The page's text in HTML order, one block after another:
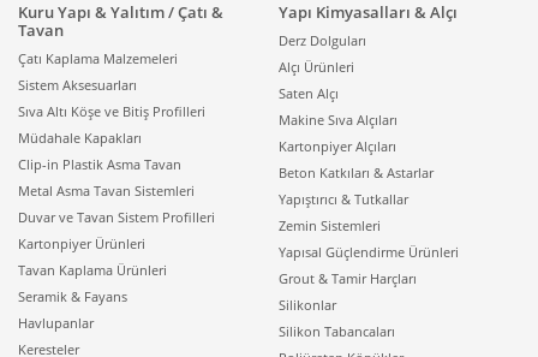
Kuru Yapı & Yalıtım / Çatı &
Tavan
Çatı Kaplama Malzemeleri
Sistem Aksesuarları
Sıva Altı Köşe ve Bitiş Profilleri
Müdahale Kapakları
Clip-in Plastik Asma Tavan
Metal Asma Tavan Sistemleri
Duvar ve Tavan Sistem Profilleri
Kartonpiyer Ürünleri
Tavan Kaplama Ürünleri
Seramik & Fayans
Havlupanlar
Keresteler
Yapı Kimyasalları & Alçı
Derz Dolguları
Alçı Ürünleri
Saten Alçı
Makine Sıva Alçıları
Kartonpiyer Alçıları
Beton Katkıları & Astarlar
Yapıştırıcı & Tutkallar
Zemin Sistemleri
Yapısal Güçlendirme Ürünleri
Grout & Tamir Harçları
Silikonlar
Silikon Tabancaları